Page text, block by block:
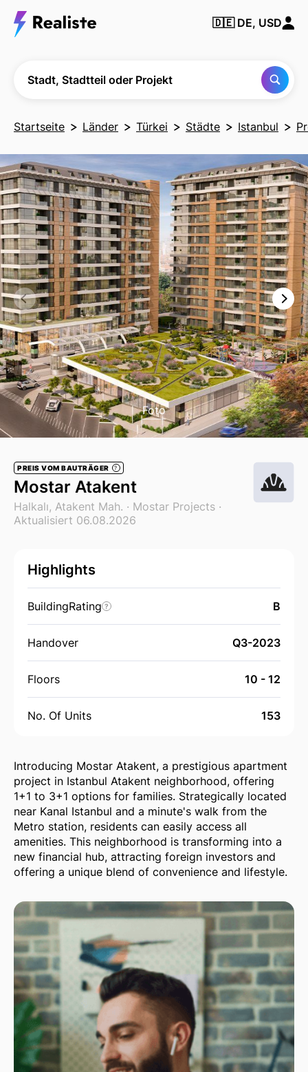
Finden Sie
jede Stadt,
🇩🇪 DE, USD
Stadt, Stadtteil oder Projekt
Startseite Länder Türkei Städte Istanbul
Foto
PREIS VOM BAUTRÄGER ?
Mostar Atakent
Halkalı, Atakent Mah. · Mostar Projects ·
Aktualisiert 06.08.2026
Highlights
BuildingRating ? B
Handover Q3-2023
Floors 10 - 12
No. Of Units 153
Introducing Mostar Atakent, a prestigious apartment
project in Istanbul Atakent neighborhood, offering
1+1 to 3+1 options for families. Strategically located
near Kanal Istanbul and a minute's walk from the
Metro station, residents can easily access all
amenities. This neighborhood is transforming into a
new financial hub, attracting foreign investors and
offering a unique blend of convenience and lifestyle.